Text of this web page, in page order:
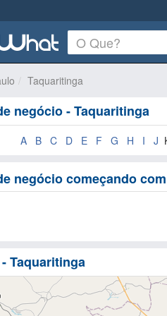
Taquaritinga
negócio - Taquaritinga
A B C D E F G H I J
negócio começando
Taquaritinga